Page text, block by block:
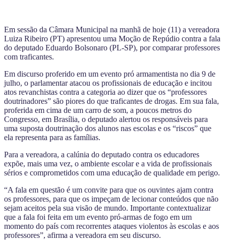
Em sessão da Câmara Municipal na manhã de hoje (11) a vereadora
Luiza Ribeiro (PT) apresentou uma Moção de Repúdio contra a fala
do deputado Eduardo Bolsonaro (PL-SP), por comparar professores
com traficantes.
Em discurso proferido em um evento pró armamentista no dia 9 de
julho, o parlamentar atacou os profissionais de educação e incitou
atos revanchistas contra a categoria ao dizer que os “professores
doutrinadores” são piores do que traficantes de drogas. Em sua fala,
proferida em cima de um carro de som, a poucos metros do
Congresso, em Brasília, o deputado alertou os responsáveis para
uma suposta doutrinação dos alunos nas escolas e os “riscos” que
ela representa para as famílias.
Para a vereadora, a calúnia do deputado contra os educadores
expõe, mais uma vez, o ambiente escolar e a vida de profissionais
sérios e comprometidos com uma educação de qualidade em perigo.
“A fala em questão é um convite para que os ouvintes ajam contra
os professores, para que os impeçam de lecionar conteúdos que não
sejam aceitos pela sua visão de mundo. Importante contextualizar
que a fala foi feita em um evento pró-armas de fogo em um
momento do país com recorrentes ataques violentos às escolas e aos
professores”, afirma a vereadora em seu discurso.